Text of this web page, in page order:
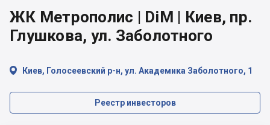
ЖК Метрополис | DiM | Киев, пр.
Глушкова, ул. Заболотного
 Киев, Голосеевский р-н, ул. Академика Заболотного, 1
Реестр инвесторов